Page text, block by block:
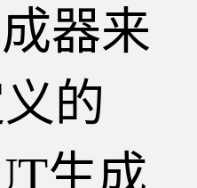
器来
的
生成